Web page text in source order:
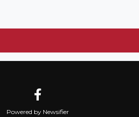
Powered by Newsifier